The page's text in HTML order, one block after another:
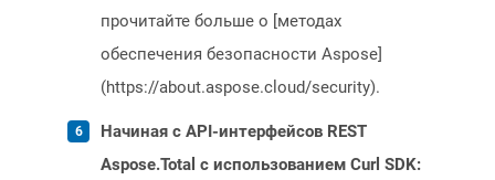
прочитайте больше о [методах
обеспечения безопасности Aspose]
(https://about.aspose.cloud/security).
Начиная с API-интерфейсов REST
Aspose.Total с использованием Curl SDK: